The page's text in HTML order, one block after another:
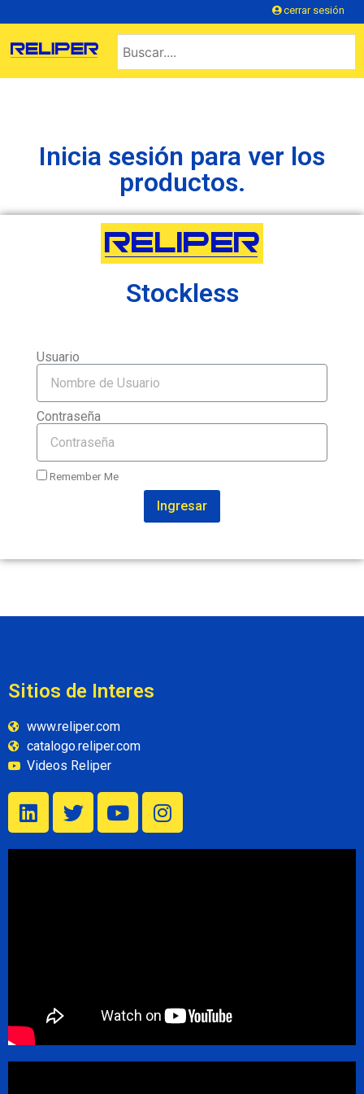
cerrar sesión
Inicia sesión para ver los
productos.
Stockless
Usuario
Contraseña
Remember Me
Ingresar
Sitios de Interes
www.reliper.com
catalogo.reliper.com
Videos Reliper